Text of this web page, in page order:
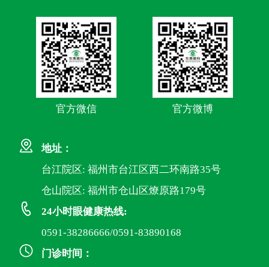
官方微信 官方微博
地址：
台江院区: 福州市台江区西二环南路35号
仓山院区: 福州市仓山区燎原路179号
24小时眼健康热线:
0591-38286666/0591-83890168
门诊时间：